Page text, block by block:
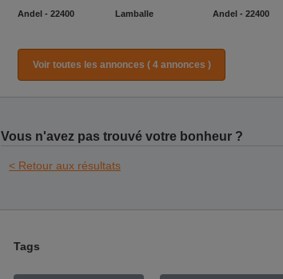
Andel - 22400 Lamballe Andel - 22400
Voir toutes les annonces ( 4 annonces )
Vous n'avez pas trouvé votre bonheur ?
< Retour aux résultats
Tags